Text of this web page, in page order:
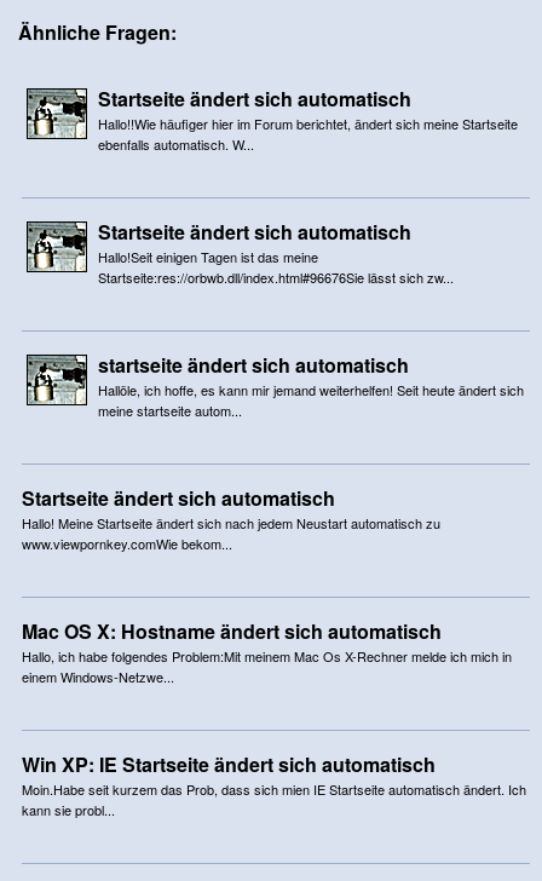
Ähnliche Fragen:
Startseite ändert sich automatisch
Hallo!!Wie häufiger hier im Forum berichtet, ändert sich meine Startseite
ebenfalls automatisch. W...
Startseite ändert sich automatisch
Hallo!Seit einigen Tagen ist das meine
Startseite:res://orbwb.dll/index.html#96676Sie lässt sich zw...
startseite ändert sich automatisch
Hallöle, ich hoffe, es kann mir jemand weiterhelfen! Seit heute ändert sich
meine startseite autom...
Startseite ändert sich automatisch
Hallo! Meine Startseite ändert sich nach jedem Neustart automatisch zu
www.viewpornkey.comWie bekom...
Mac OS X: Hostname ändert sich automatisch
Hallo, ich habe folgendes Problem:Mit meinem Mac Os X-Rechner melde ich mich in
einem Windows-Netzwe...
Win XP: IE Startseite ändert sich automatisch
Moin.Habe seit kurzem das Prob, dass sich mien IE Startseite automatisch ändert. Ich
kann sie probl...